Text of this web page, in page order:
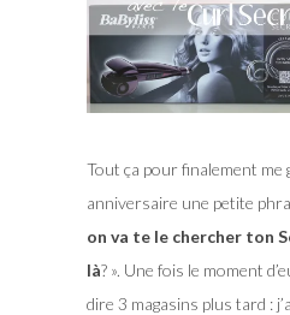
Tout ça pour finalement me
anniversaire une petite
on va te le chercher ton
là? ». Une fois le moment
dire 3 magasins plus tard :